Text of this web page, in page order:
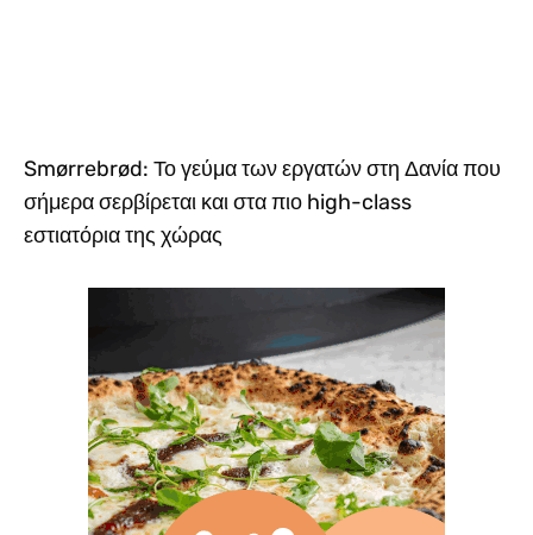
Smørrebrød: Το γεύμα των εργατών στη Δανία που
σήμερα σερβίρεται και στα πιο high-class
εστιατόρια της χώρας